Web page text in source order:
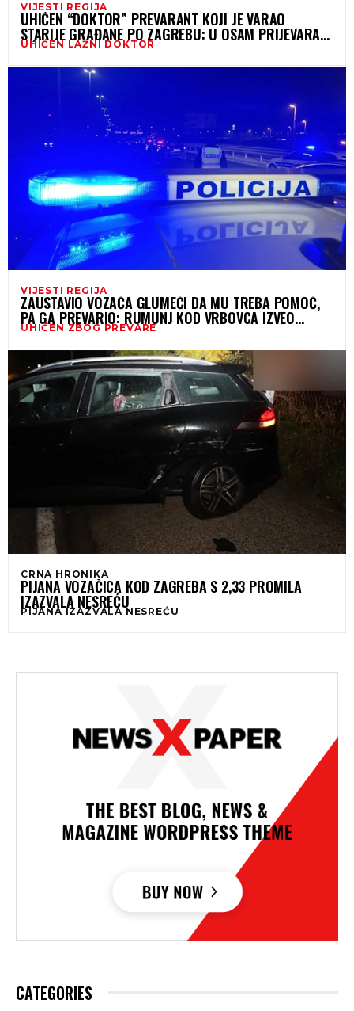
VIJESTI REGIJA
UHIĆEN “DOKTOR” PREVARANT KOJI JE VARAO
STARIJE GRAĐANE PO ZAGREBU: U OSAM PRIJEVARA
OŠTEĆENI ZA OKO 81.270 EURA
UHIĆEN LAŽNI DOKTOR
VIJESTI REGIJA
ZAUSTAVIO VOZAČA GLUMEĆI DA MU TREBA POMOĆ,
PA GA PREVARIO: RUMUNJ KOD VRBOVCA IZVEO
FILMSKU PREVARU!
UHIĆEN ZBOG PREVARE
CRNA HRONIKA
PIJANA VOZAČICA KOD ZAGREBA S 2,33 PROMILA
IZAZVALA NESREĆU
PIJANA IZAZVALA NESREĆU
CATEGORIES